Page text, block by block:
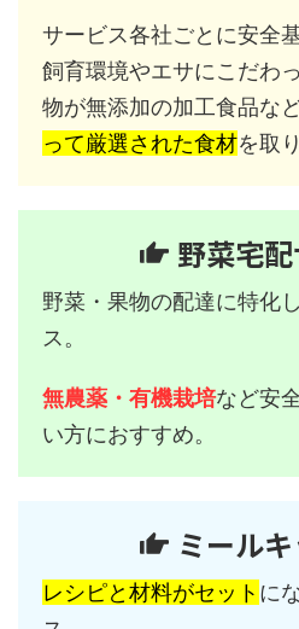
サービス各社ごとに安全
飼育環境やエサにこだわ
物が無添加の加工食品な
って厳選された食材を取
野菜宅
野菜・果物の配達に特化
ス。
無農薬・有機栽培など安
い方におすすめ。
ミール
レシピと材料がセット に